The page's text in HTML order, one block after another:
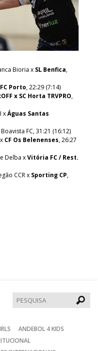
Bioria x SL Benfica,
FC Porto, 22:29 (7:14)
x SC Horta TRVPRO,
xÁguas Santas
FC, 31:21 (16:12)
CF Os Belenenses, 26:27
Delba xVitória FC / Rest.
CCR x Sporting CP,
ANDEBOL 4 KIDS